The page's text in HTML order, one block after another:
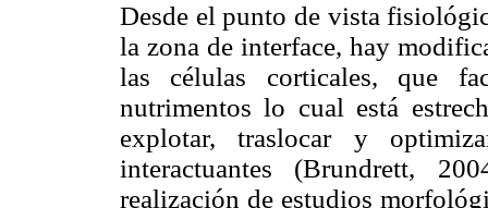
Desde el punto de vista
la zona de interface, hay
las células corticales, que
nutrimentos lo cual está
explotar, traslocar y
interactuantes (Brundrett,
realización de estudios